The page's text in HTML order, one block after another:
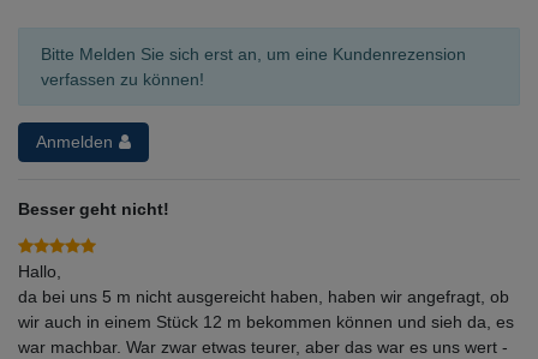
Bitte Melden Sie sich erst an, um eine Kundenrezension
verfassen zu können!
Anmelden
Besser geht nicht!
Hallo,
da bei uns 5 m nicht ausgereicht haben, haben wir angefragt, ob
wir auch in einem Stück 12 m bekommen können und sieh da, es
war machbar. War zwar etwas teurer, aber das war es uns wert -